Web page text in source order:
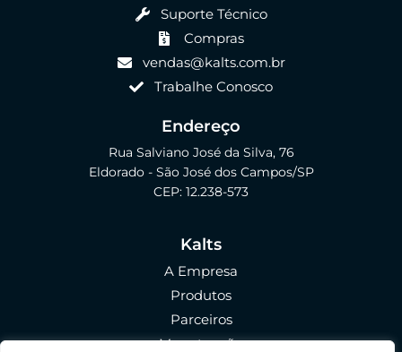
Suporte Técnico
Compras
vendas@kalts.com.br
Trabalhe Conosco
Endereço
Rua Salviano José da Silva, 76
Eldorado - São José dos Campos/SP
CEP: 12.238-573
Kalts
A Empresa
Produtos
Parceiros
Manutenção